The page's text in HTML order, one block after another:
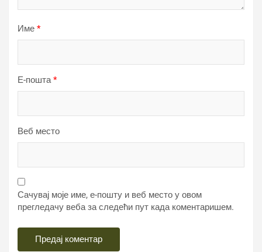
Име *
Е-пошта*
Веб место
Сачувај моје име, е-пошту и веб место у овом
прегледачу веба за следећи пут када коментаришем.